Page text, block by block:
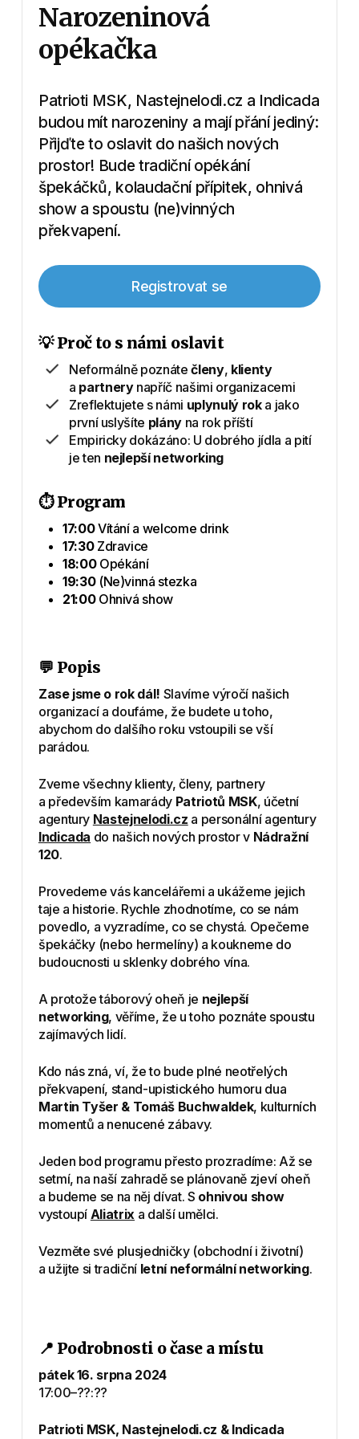
Narozeninová
opékačka
Patrioti MSK, Nastejnelodi.cz a Indicada
budou mít narozeniny a mají přání jediný:
Přijďte to oslavit do našich nových
prostor! Bude tradiční opékání
špekáčků, kolaudační přípitek, ohnivá
show a spoustu (ne)vinných
překvapení.
Registrovat se
💡Proč to s námi oslavit
Neformálně poznátečleny, klienty
a partnerynapříč našimi organizacemi
Zreflektujete s námi uplynulý roka jako
první uslyšíte plány na rok příští
Empiricky dokázáno: U dobrého jídla a pití
je ten nejlepší networking
⏱️ Program
17:00Vítání a welcome drink
17:30Zdravice
18:00Opékání
19:30(Ne)vinná stezka
21:00Ohnivá show
💬 Popis
Zase jsme o rok dál! Slavíme výročí našich
organizací a doufáme, že budete u toho,
abychom do dalšího roku vstoupili se vší
parádou.
Zveme všechny klienty, členy, partnery
a především kamarády Patriotů MSK, účetní
agentury Nastejnelodi.cz a personální agentury
Indicada do našich nových prostor v Nádražní
120.
Provedeme vás kancelářemi a ukážeme jejich
taje a historie. Rychle zhodnotíme, co se nám
povedlo, a vyzradíme, co se chystá. Opečeme
špekáčky (nebo hermelíny) a koukneme do
budoucnosti u sklenky dobrého vína.
A protože táborový oheň je nejlepší
networking, věříme, že u toho poznáte spoustu
zajímavých lidí.
Kdo nás zná, ví, že to bude plné neotřelých
překvapení, stand-upistického humoru dua
Martin Tyšer & Tomáš Buchwaldek, kulturních
momentů a nenucené zábavy.
Jeden bod programu přesto prozradíme: Až se
setmí, na naší zahradě se plánovaně zjeví oheň
a budeme se na něj dívat. S ohnivou show
vystoupí Aliatrix a další umělci.
Vezměte své plusjedničky (obchodní i životní)
a užijte si tradiční letní neformální networking.
📍 Podrobnosti o čase a místu
pátek 16. srpna 2024
17:00–??:??
Patrioti MSK, Nastejnelodi.cz & Indicada